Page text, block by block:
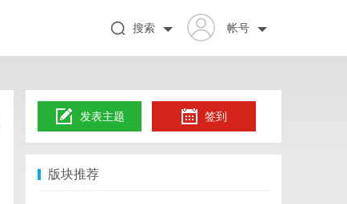
帐号
搜索
发表主题 签到
版块推荐